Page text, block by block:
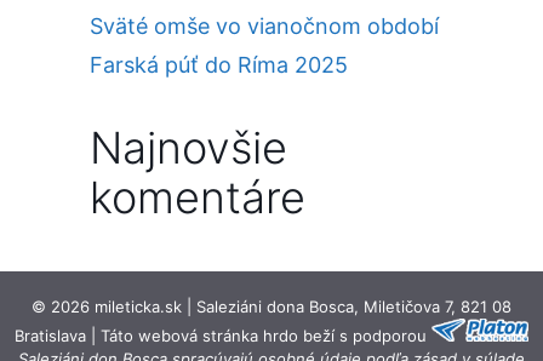
Sväté omše vo vianočnom období
Farská púť do Ríma 2025
Najnovšie
komentáre
© 2026 mileticka.sk | Saleziáni dona Bosca, Miletičova 7, 821 08
Bratislava | Táto webová stránka hrdo beží s podporou